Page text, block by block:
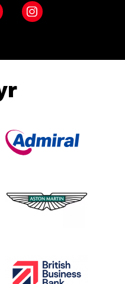
Instagram